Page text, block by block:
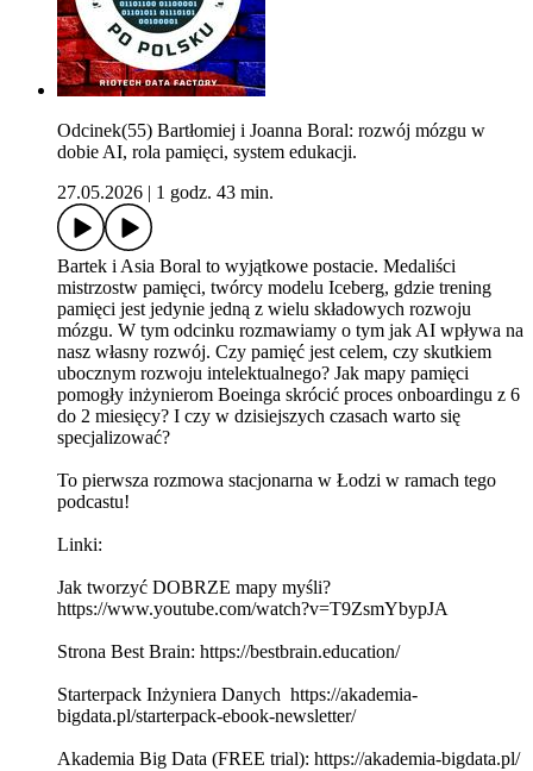
Odcinek(55) Bartłomiej i Joanna Boral: rozwój mózgu w
dobie AI, rola pamięci, system edukacji.
27.05.2026
1 godz. 43 min.
Bartek i Asia Boral to wyjątkowe postacie. Medaliści
mistrzostw pamięci, twórcy modelu Iceberg, gdzie trening
pamięci jest jedynie jedną z wielu składowych rozwoju
mózgu. W tym odcinku rozmawiamy o tym jak AI wpływa na
nasz własny rozwój. Czy pamięć jest celem, czy skutkiem
ubocznym rozwoju intelektualnego? Jak mapy pamięci
pomogły inżynierom Boeinga skrócić proces onboardingu z 6
do 2 miesięcy? I czy w dzisiejszych czasach warto się
specjalizować?
To pierwsza rozmowa stacjonarna w Łodzi w ramach tego
podcastu!
Linki:
Jak tworzyć DOBRZE mapy myśli?
https://www.youtube.com/watch?v=T9ZsmYbypJA
Strona Best Brain: https://bestbrain.education/
Starterpack Inżyniera Danych https://akademia-
bigdata.pl/starterpack-ebook-newsletter/
Akademia Big Data (FREE trial): https://akademia-bigdata.pl/